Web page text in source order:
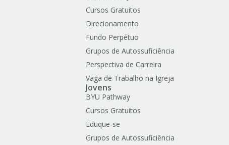
Cursos Gratuitos
Direcionamento
Fundo Perpétuo
Grupos de Autossuficiência
Perspectiva de Carreira
Vaga de Trabalho na Igreja
Jovens
BYU Pathway
Cursos Gratuitos
Eduque-se
Grupos de Autossuficiência